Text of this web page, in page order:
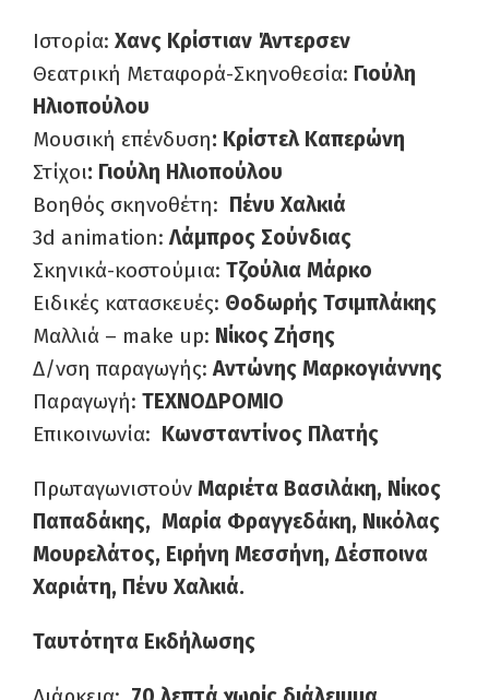
Ιστορία: Χανς Κρίστιαν Άντερσεν
Θεατρική Μεταφορά-Σκηνοθεσία: Γιούλη
Ηλιοπούλου
Μουσική επένδυση: Κρίστελ Καπερώνη
Στίχοι: Γιούλη Ηλιοπούλου
Βοηθός σκηνοθέτη: Πένυ Χαλκιά
3d animation: Λάμπρος Σούνδιας
Σκηνικά-κοστούμια: Τζούλια Μάρκο
Ειδικές κατασκευές: Θοδωρής Τσιμπλάκης
Μαλλιά – make up: Νίκος Ζήσης
Δ/νση παραγωγής: Αντώνης Μαρκογιάννης
Παραγωγή: ΤΕΧΝΟΔΡΟΜΙΟ
Επικοινωνία: Κωνσταντίνος Πλατής
Πρωταγωνιστούν Μαριέτα Βασιλάκη, Νίκος
Παπαδάκης, Μαρία Φραγγεδάκη, Νικόλας
Μουρελάτος, Ειρήνη Μεσσήνη, Δέσποινα
Χαριάτη, Πένυ Χαλκιά.
Ταυτότητα Εκδήλωσης